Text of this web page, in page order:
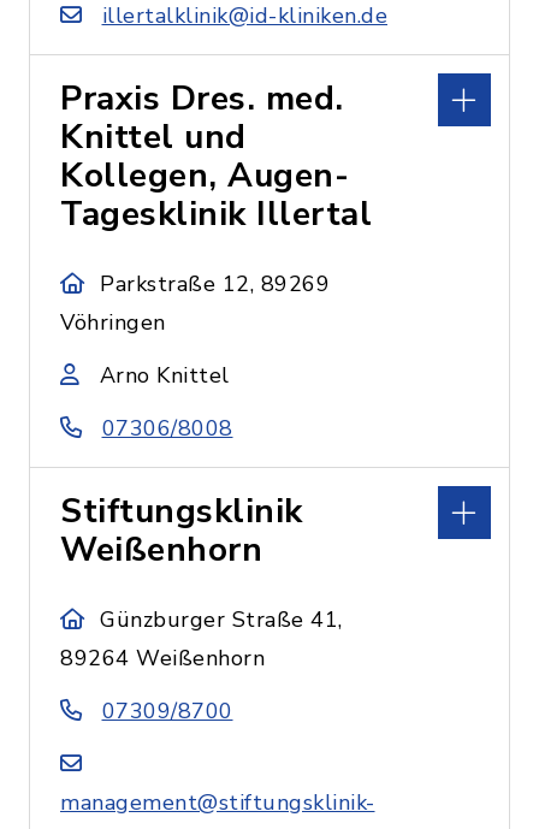
illertalklinik@id-kliniken.de
Praxis Dres. med.
Knittel und
Kollegen, Augen-
Tagesklinik Illertal
Parkstraße 12, 89269
Vöhringen
Arno Knittel
07306/8008
Stiftungsklinik
Weißenhorn
Günzburger Straße 41,
89264 Weißenhorn
07309/8700
management@stiftungsklinik-